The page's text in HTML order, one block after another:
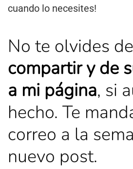
cuando lo necesites!
No te olvides de
compartir y de
a mi página, si
hecho. Te
correo a la
nuevo post.